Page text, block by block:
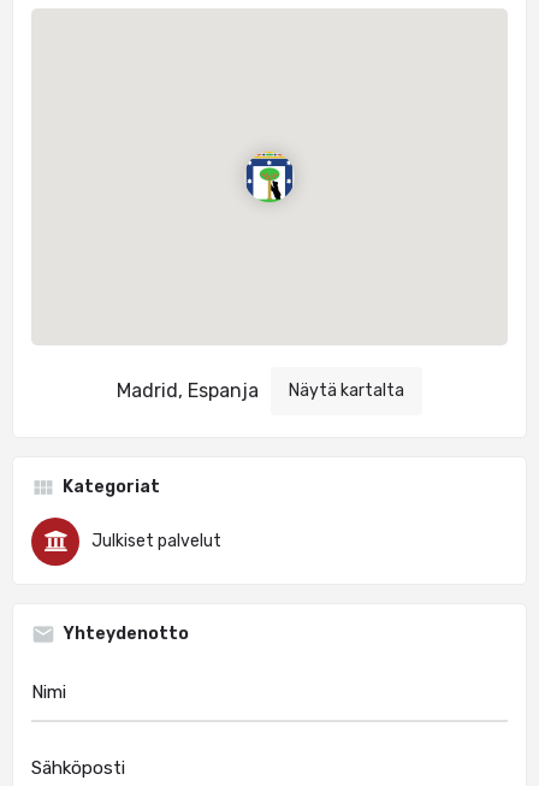
Madrid, Espanja Näytä kartalta
Kategoriat
Julkiset palvelut
Yhteydenotto